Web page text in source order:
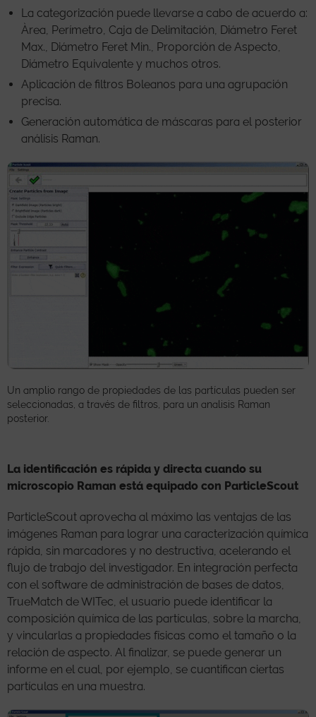
La categorización puede llevarse a cabo de acuerdo a:
Àrea, Perímetro, Caja de Delimitación, Diámetro Feret
Max., Diámetro Feret Min., Proporción de Aspecto,
Diámetro Equivalente y muchos otros.
Aplicación de filtros Boleanos para una agrupación
precisa.
Generación automática de máscaras para el posterior
análisis Raman.
Un amplio rango de propiedades de las partículas pueden ser
seleccionadas, a través de filtros, para un analisis Raman
posterior.
La identificación es rápida y directa cuando su
microscopio Raman está equipado con ParticleScout
ParticleScout aprovecha al máximo las ventajas de las
imágenes Raman para lograr una caracterización química
rápida, sin marcadores y no destructiva, acelerando el
flujo de trabajo del investigador. En integración perfecta
con el software de administración de bases de datos,
TrueMatch de WITec, el usuario puede identificar la
composición química de las partículas, sobre la marcha,
y vincularlas a propiedades físicas como el tamaño o la
relación de aspecto. Al finalizar, se puede generar un
informe en el cual, por ejemplo, se cuantifican ciertas
partículas en una muestra.